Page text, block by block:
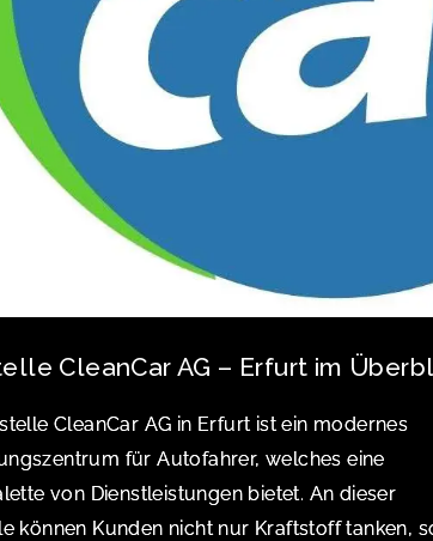
CleanCar AG – Erfurt im
CleanCar AG in Erfurt ist ein modernes
für Autofahrer, welches eine
von Dienstleistungen bietet. An dieser
können Kunden nicht nur Kraftstoff tanken,